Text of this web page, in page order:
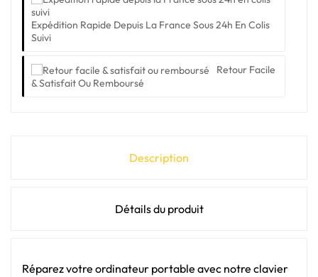
Expédition Rapide Depuis La France Sous 24h En Colis
Suivi
Retour Facile
& Satisfait Ou Remboursé
Description
Détails du produit
Réparez votre ordinateur portable avec notre clavier